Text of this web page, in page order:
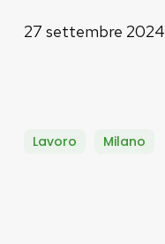
27 settembre 2024
Lavoro Milano